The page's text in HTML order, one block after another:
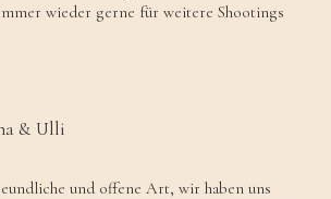
wieder gerne für weitere Shootings
& Ulli
und offene Art, wir haben uns